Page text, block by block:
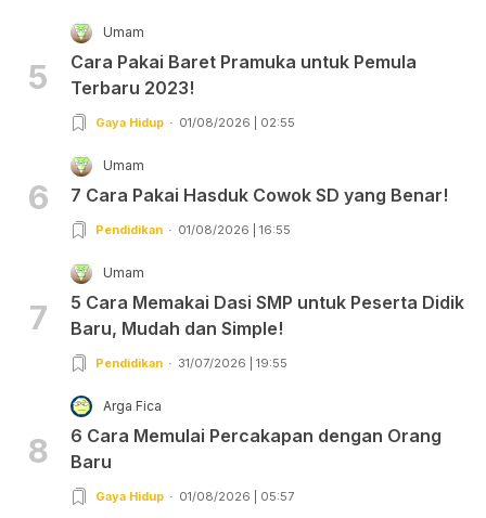
5
Umam
Cara Pakai Baret Pramuka untuk Pemula
Terbaru 2023!
Gaya Hidup 01/08/2026 | 02:55
6
Umam
7 Cara Pakai Hasduk Cowok SD yang Benar!
Pendidikan 01/08/2026 | 16:55
7
Umam
5 Cara Memakai Dasi SMP untuk Peserta Didik
Baru, Mudah dan Simple!
Pendidikan 31/07/2026 | 19:55
8
Arga Fica
6 Cara Memulai Percakapan dengan Orang
Baru
Gaya Hidup 01/08/2026 | 05:57